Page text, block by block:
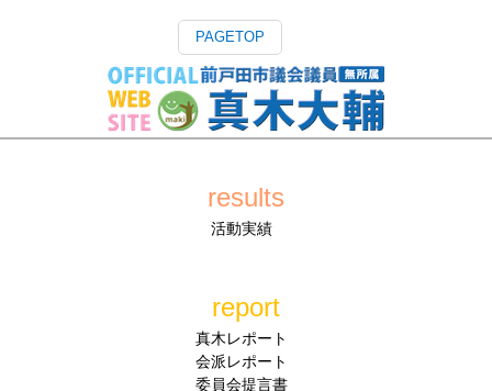
PAGETOP
results
活動実績
report
真木レポート
会派レポート
委員会提言書